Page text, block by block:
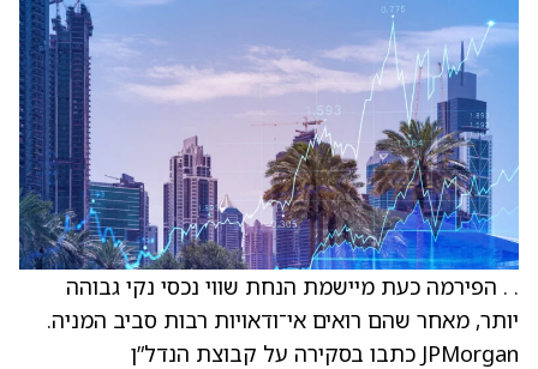
. . הפירמה כעת מיישמת הנחת שווי נכסי נקי גבוהה
יותר, מאחר שהם רואים אי־ודאויות רבות סביב המניה.
JPMorgan כתבו בסקירה על קבוצת הנדל”ן